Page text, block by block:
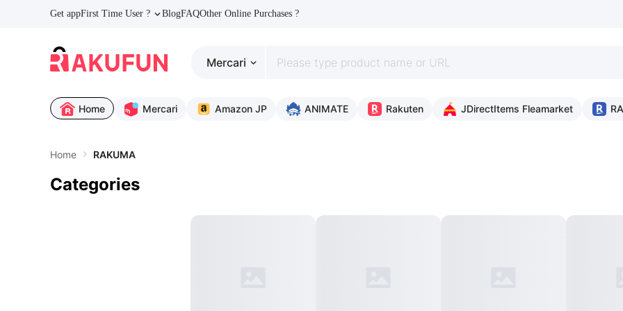
Get appFirst Time User ? BlogFAQOther Online Purchases ?
Mercari
Home Mercari Amazon JP ANIMATE Rakuten JDirectItems Fleamarket
Home RAKUMA
Categories